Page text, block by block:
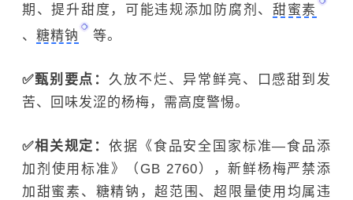
期、提升甜度，可能违规添加防腐剂、 甜蜜素
、 糖精钠 等。
✅甄别要点：久放不烂、异常鲜亮、口感甜到发
苦、回味发涩的杨梅，需高度警惕。
✅相关规定：依据《食品安全国家标准—食品添
加剂使用标准》（GB 2760），新鲜杨梅严禁添
加甜蜜素、糖精钠，超范围、超限量使用均属违